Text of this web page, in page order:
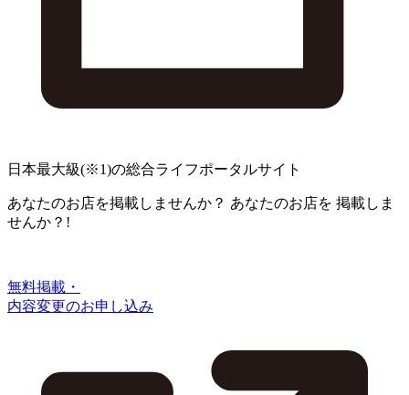
日本最大級(※1)の総合ライフポータルサイト
あなたのお店を掲載しませんか？ あなたのお店を 掲載しま
せんか？!
無料掲載・
内容変更のお申し込み